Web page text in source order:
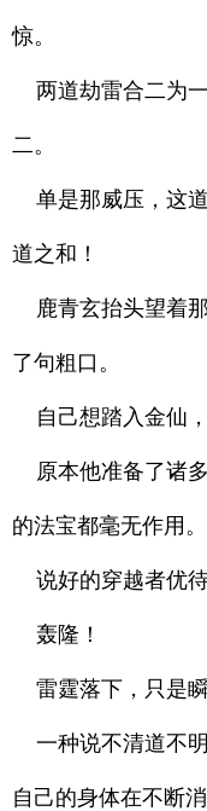
惊。
两道劫雷合二为
二。
单是那威压，这
道之和！
鹿青玄抬头望着
了句粗口。
自己想踏入金仙
原本他准备了诸
的法宝都毫无作用。
说好的穿越者优待
轰隆！
雷霆落下，只是瞬
一种说不清道不
自己的身体在不断